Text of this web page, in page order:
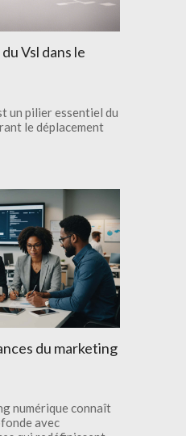
Vsl dans le
un pilier essentiel du
le déplacement
du marketing
numérique connaît
avec